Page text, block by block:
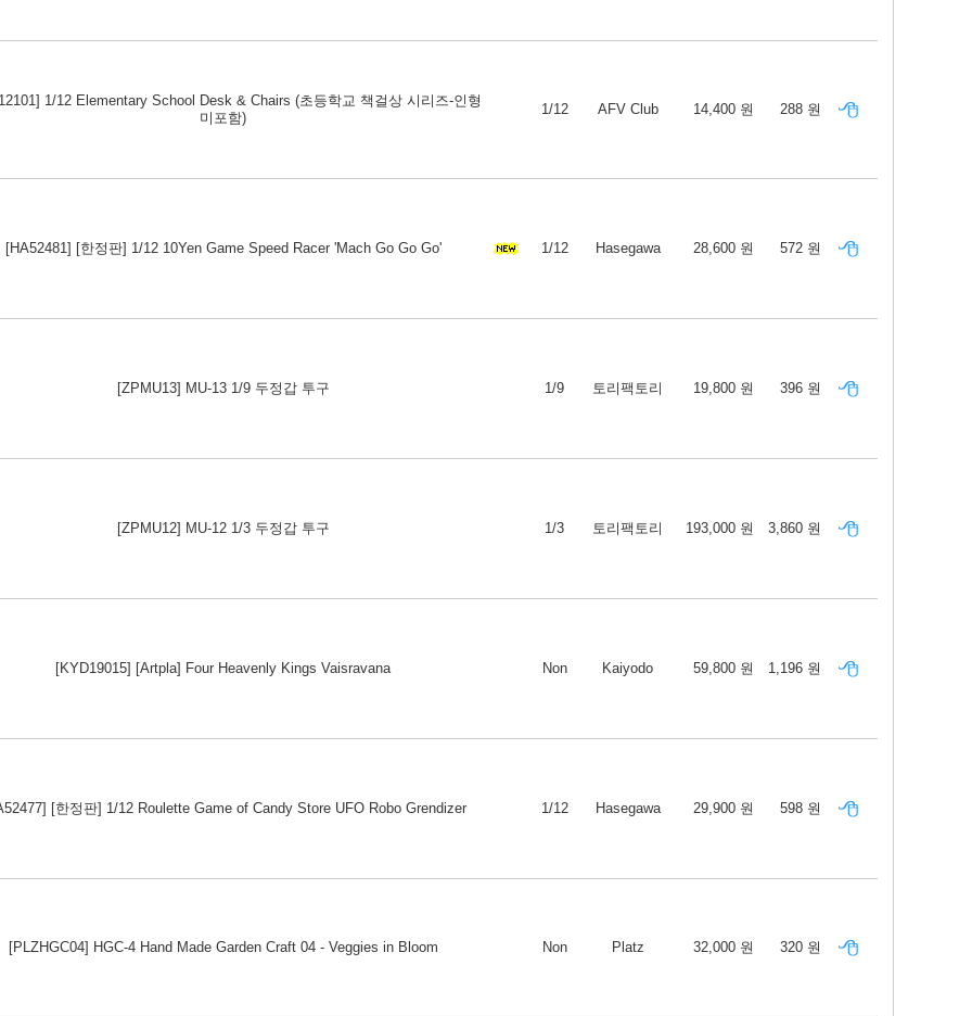
1/12 Elementary School Desk & Chairs (초등학교 책걸상 시리즈-인형
미포함)
1/12 AFV Club 14,400 원 288 원
[HA52481] [한정판] 1/12 10Yen Game Speed Racer 'Mach Go Go Go' 1/12 Hasegawa 28,600 원 572 원
[ZPMU13] MU-13 1/9 두정갑 투구 1/9 토리팩토리 19,800 원 396 원
[ZPMU12] MU-12 1/3 두정갑 투구 1/3 토리팩토리 193,000 원 3,860 원
[KYD19015] [Artpla] Four Heavenly Kings Vaisravana Non Kaiyodo 59,800 원 1,196 원
[한정판] 1/12 Roulette Game of Candy Store UFO Robo Grendizer 1/12 Hasegawa 29,900 원 598 원
[PLZHGC04] HGC-4 Hand Made Garden Craft 04 - Veggies in Bloom Non Platz 32,000 원 320 원